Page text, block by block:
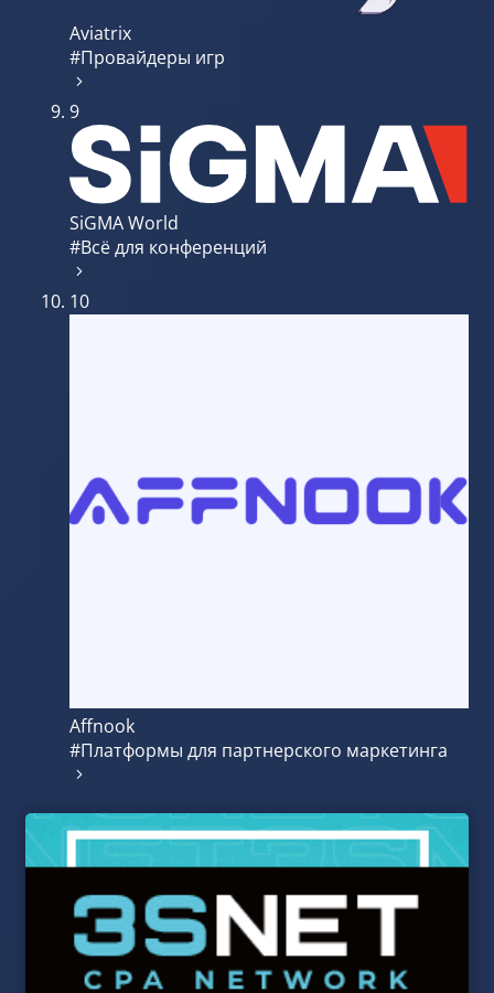
Aviatrix
#Провайдеры игр
9
SiGMA World
#Всё для конференций
10
Affnook
#Платформы для партнерского маркетинга